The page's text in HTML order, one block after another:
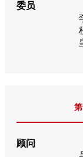
委员
顾问